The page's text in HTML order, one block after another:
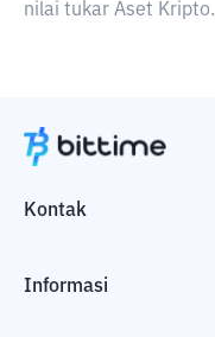
nilai tukar Aset Kripto.
Kontak
Informasi